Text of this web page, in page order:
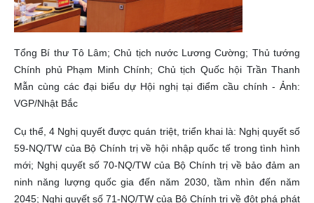
Tổng Bí thư Tô Lâm; Chủ tịch nước Lương Cường; Thủ tướng
Chính phủ Phạm Minh Chính; Chủ tịch Quốc hội Trần Thanh
Mẫn cùng các đại biểu dự Hội nghị tại điểm cầu chính - Ảnh:
VGP/Nhật Bắc
Cụ thể, 4 Nghị quyết được quán triệt, triển khai là: Nghị quyết số
59-NQ/TW của Bộ Chính trị về hội nhập quốc tế trong tình hình
mới; Nghị quyết số 70-NQ/TW của Bộ Chính trị về bảo đảm an
ninh năng lượng quốc gia đến năm 2030, tầm nhìn đến năm
2045; Nghị quyết số 71-NQ/TW của Bộ Chính trị về đột phá phát